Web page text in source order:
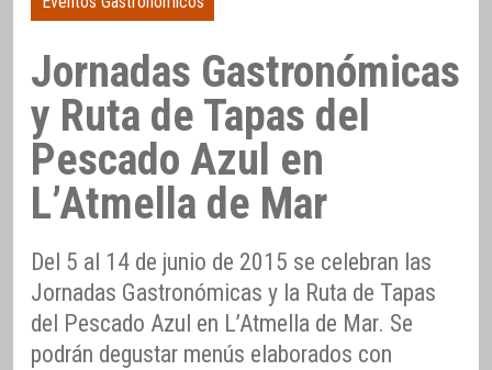
Jornadas Gastronómicas
y Ruta de Tapas del
Pescado Azul en
L’Atmella de Mar
Del 5 al 14 de junio de 2015 se celebran las
Jornadas Gastronómicas y la Ruta de Tapas
del Pescado Azul en L’Atmella de Mar. Se
podrán degustar menús elaborados con